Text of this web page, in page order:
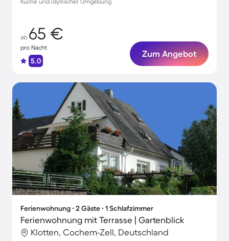
ab 65 €
pro Nacht
5.0
Zum Angebot
Ferienwohnung ∙ 2 Gäste ∙ 1 Schlafzimmer
Ferienwohnung mit Terrasse | Gartenblick
Klotten, Cochem-Zell, Deutschland